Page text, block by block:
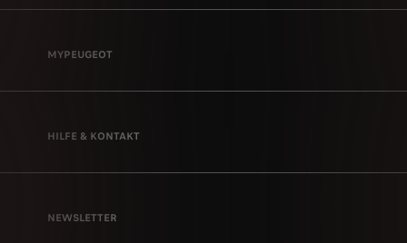
MYPEUGEOT
HILFE & KONTAKT
NEWSLETTER